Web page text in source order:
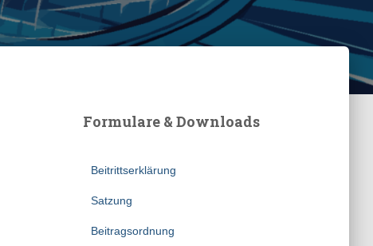
Formulare & Downloads
Beitrittserklärung
Satzung
Beitragsordnung